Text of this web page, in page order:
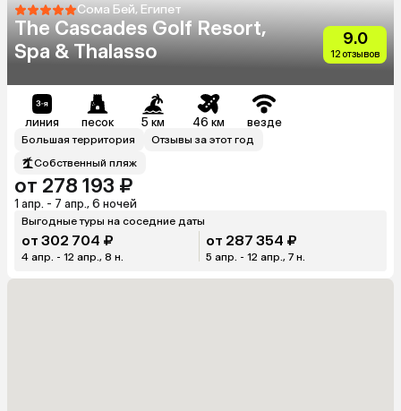
Сома Бей, Египет
The Cascades Golf Resort,
Spa & Thalasso
9.0
12 отзывов
линия песок 5 км 46 км везде
Большая территория
Отзывы за этот год
Собственный пляж
от 278 193 ₽
1 апр. - 7 апр., 6 ночей
Выгодные туры на соседние даты
от 302 704 ₽
4 апр. - 12 апр., 8 н.
от 287 354 ₽
5 апр. - 12 апр., 7 н.